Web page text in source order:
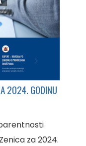
2024. GODINU
za 2024.